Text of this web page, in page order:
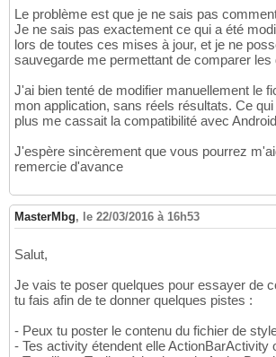
Le problème est que je ne sais pas
Je ne sais pas exactement ce qui a été
lors de toutes ces mises à jour, et je ne
sauvegarde me permettant de comparer les
J'ai bien tenté de modifier manuellement le
mon application, sans réels résultats. Ce
plus me cassait la compatibilité avec
J'espère sincèrement que vous pourrez
remercie d'avance
MasterMbg, le 22/03/2016 à 16h53
Salut,
Je vais te poser quelques pour essayer de
tu fais afin de te donner quelques pistes :
- Peux tu poster le contenu du fichier de
- Tes activity étendent elle ActionBarActivity